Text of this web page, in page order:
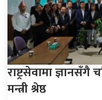
राष्ट्रसेवामा ज्ञानसँगै
मन्त्री श्रेष्ठ